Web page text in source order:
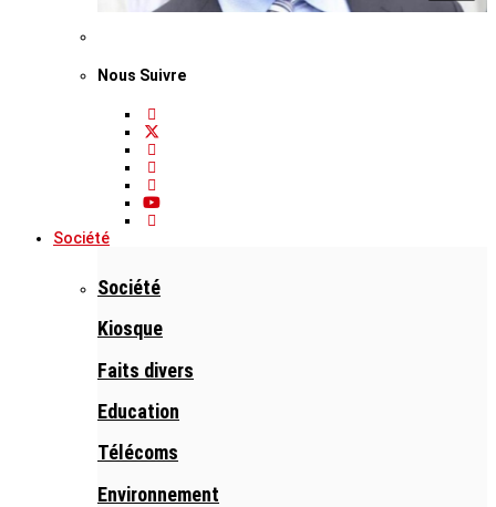
Nous Suivre
Société
Société
Kiosque
Faits divers
Education
Télécoms
Environnement